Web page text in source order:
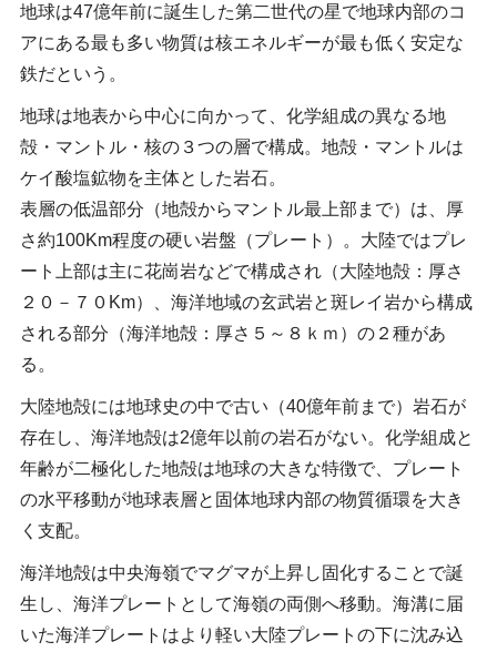
地球は47億年前に誕生した第二世代の星で地球内部のコ
アにある最も多い物質は核エネルギーが最も低く安定な
鉄だという。
地球は地表から中心に向かって、化学組成の異なる地
殻・マントル・核の３つの層で構成。地殻・マントルは
ケイ酸塩鉱物を主体とした岩石。
表層の低温部分（地殻からマントル最上部まで）は、厚
さ約100Km程度の硬い岩盤（プレート）。大陸ではプレ
ート上部は主に花崗岩などで構成され（大陸地殻：厚さ
２０－７０Km）、海洋地域の玄武岩と斑レイ岩から構成
される部分（海洋地殻：厚さ５～８ｋｍ）の２種があ
る。
大陸地殻には地球史の中で古い（40億年前まで）岩石が
存在し、海洋地殻は2億年以前の岩石がない。化学組成と
年齢が二極化した地殻は地球の大きな特徴で、プレート
の水平移動が地球表層と固体地球内部の物質循環を大き
く支配。
海洋地殻は中央海嶺でマグマが上昇し固化することで誕
生し、海洋プレートとして海嶺の両側へ移動。海溝に届
いた海洋プレートはより軽い大陸プレートの下に沈み込